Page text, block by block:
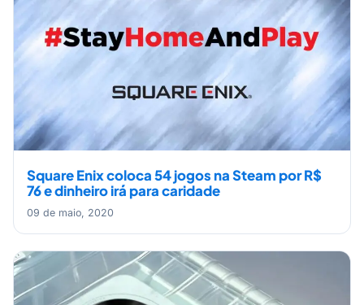
Square Enix coloca 54 jogos na Steam por R$
76 e dinheiro irá para caridade
09 de maio, 2020